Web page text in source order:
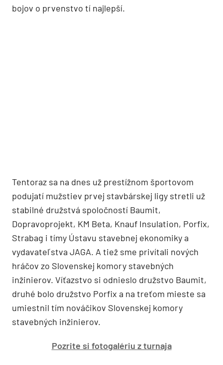
bojov o prvenstvo tí najlepší.
Tentoraz sa na dnes už prestížnom športovom
podujatí mužstiev prvej stavbárskej ligy stretli už
stabilné družstvá spoločností Baumit,
Dopravoprojekt, KM Beta, Knauf Insulation, Porfix,
Strabag i tímy Ústavu stavebnej ekonomiky a
vydavateľstva JAGA. A tiež sme privítali nových
hráčov zo Slovenskej komory stavebných
inžinierov. Víťazstvo si odnieslo družstvo Baumit,
druhé bolo družstvo Porfix a na treťom mieste sa
umiestnil tím nováčikov Slovenskej komory
stavebných inžinierov.
Pozrite si fotogalériu z turnaja